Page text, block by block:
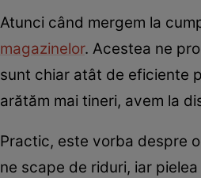
Atunci când mergem la
magazinelor. Acestea ne
sunt chiar atât de eficiente
arătăm mai tineri, avem la
Practic, este vorba despre
ne scape de riduri, iar